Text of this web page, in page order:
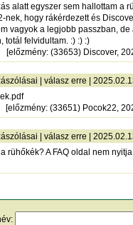
alatt egyszer sem hallottam a
nek, hogy rákérdezett és
vagyok a legjobb passzban, de
totál felvidultam. :) :) :)
[előzmény: (33653) Discover,
| válasz erre |
[előzmény: (33651) Pocok22,
| válasz erre |
rühőkék? A FAQ oldal nem